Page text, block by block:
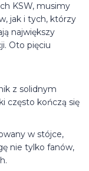
KSW, musimy
jak i tych, którzy
największy
Oto pięciu
z solidnym
często kończą się
w stójce,
nie tylko fanów,